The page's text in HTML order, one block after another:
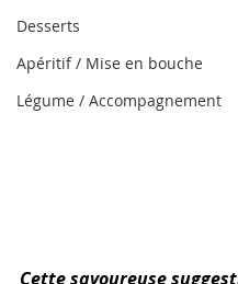
Desserts
Apéritif / Mise en bouche
Légume / Accompagnement
Cette savoureuse